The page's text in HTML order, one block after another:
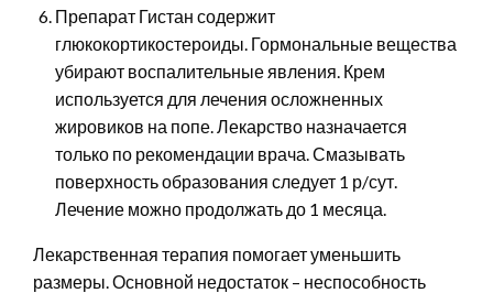
Препарат Гистан содержит
глюкокортикостероиды. Гормональные вещества
убирают воспалительные явления. Крем
используется для лечения осложненных
жировиков на попе. Лекарство назначается
только по рекомендации врача. Смазывать
поверхность образования следует 1 р/сут.
Лечение можно продолжать до 1 месяца.
Лекарственная терапия помогает уменьшить
размеры. Основной недостаток – неспособность